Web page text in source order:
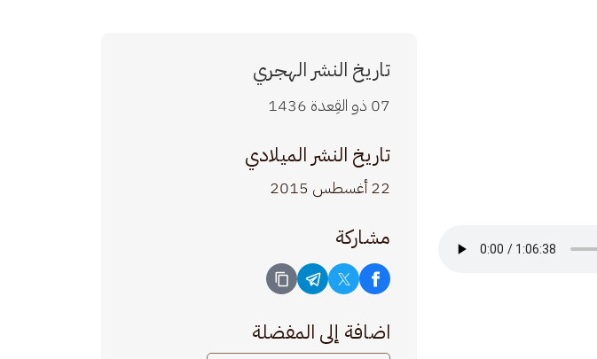
تاريخ النشر الهجري
07 ذو القِعدة 1436
تاريخ النشر الميلادي
22 أغسطس 2015
مشاركة
اضافة إلى المفضلة